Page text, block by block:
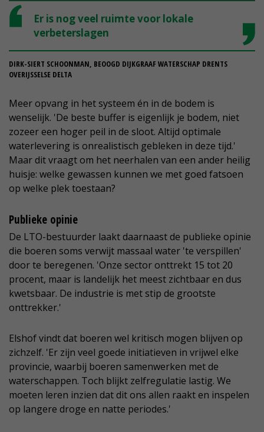
Er is nog veel ruimte voor lokale
verbeterslagen
DIRK-SIERT SCHOONMAN, BEOOGD DIJKGRAAF WATERSCHAP DRENTS
OVERIJSSELSE DELTA
Meer opvang in het systeem én in de bodem is
wenselijk. 'De beste buffer is eigenlijk je bodem, niet
zozeer een hoger peil in de sloot. Altijd optimale
waterlevering is onrealistisch gebleken in deze tijd.'
Maar dit vraagt om het neerhalen van een ander heilig
huisje: welke gewassen kunnen we met goed fatsoen
op welke plek toestaan?
Publieke opinie
De LTO-bestuurder laakt daarnaast de publieke opinie
die boeren soms verwijt massaal water 'te verspillen'
door te beregenen. 'Onze sector onttrekt 15 tot 20
procent, maar is landelijk het meest zichtbaar en dus
kwetsbaar. De industrie is met stip de grootste
onttrekker.'
Elshof vindt dat boeren wel kritisch mogen blijven op
zichzelf. 'Er zijn veel goede initiatieven in vrijwel elke
provincie, waarbij boeren samenwerken met de
waterschappen. Toch blijkt zelfregulatie lastig. We
moeten leren inzien dat dit ons allen raakt en inspelen
op langere droge en natte periodes.'